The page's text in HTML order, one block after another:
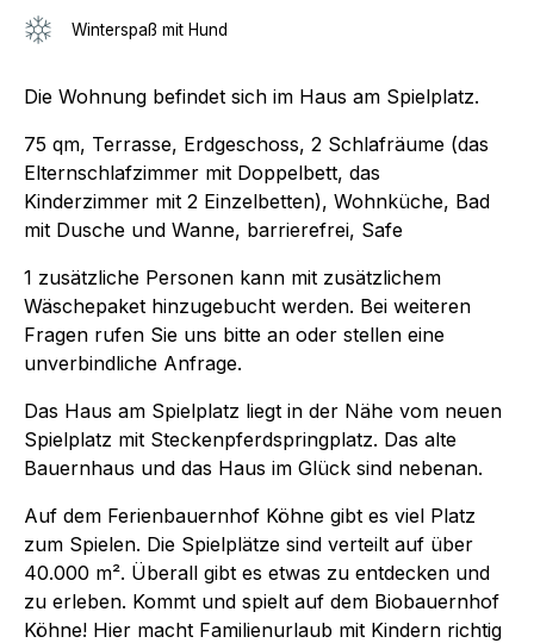
Winterspaß mit Hund
Die Wohnung befindet sich im Haus am Spielplatz.
75 qm, Terrasse, Erdgeschoss, 2 Schlafräume (das
Elternschlafzimmer mit Doppelbett, das
Kinderzimmer mit 2 Einzelbetten), Wohnküche, Bad
mit Dusche und Wanne, barrierefrei, Safe
1 zusätzliche Personen kann mit zusätzlichem
Wäschepaket hinzugebucht werden. Bei weiteren
Fragen rufen Sie uns bitte an oder stellen eine
unverbindliche Anfrage.
Das Haus am Spielplatz liegt in der Nähe vom neuen
Spielplatz mit Steckenpferdspringplatz. Das alte
Bauernhaus und das Haus im Glück sind nebenan.
Auf dem Ferienbauernhof Köhne gibt es viel Platz
zum Spielen. Die Spielplätze sind verteilt auf über
40.000 m². Überall gibt es etwas zu entdecken und
zu erleben. Kommt und spielt auf dem Biobauernhof
Köhne! Hier macht Familienurlaub mit Kindern richtig